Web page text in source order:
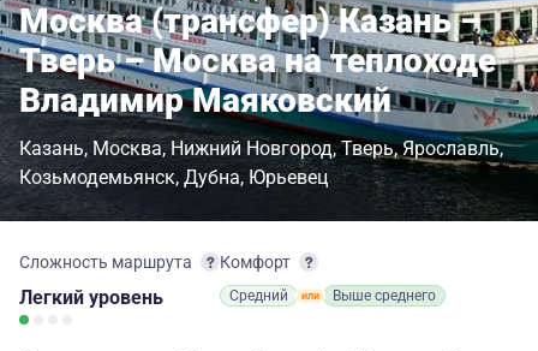
Москва (трансфер) Казань –
Тверь – Москва на теплоходе
Владимир Маяковский
Казань Москва Нижний Новгород Тверь Ярославль
Козьмодемьянск Дубна Юрьевец
Сложность маршрута
Легкий уровень
Комфорт
Средний Выше среднего